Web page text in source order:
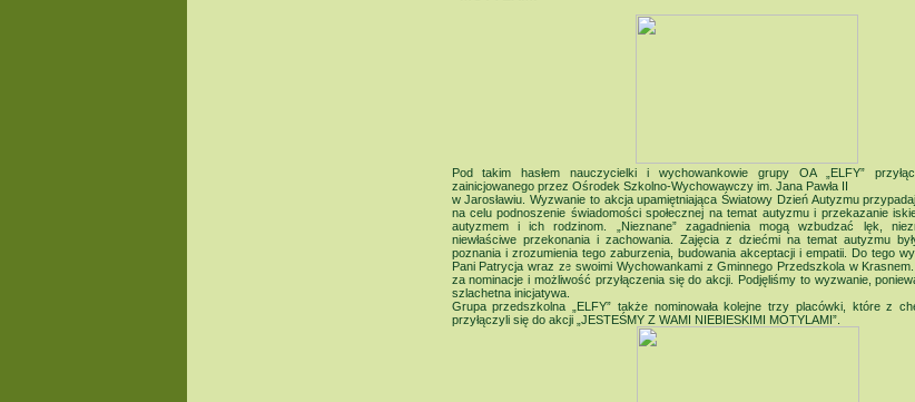
Pod takim hasłem nauczycielki i wychowankowie grupy OA „ELFY”
zainicjowanego przez Ośrodek Szkolno-Wychowawczy im. Jana Pawła II
w Jarosławiu. Wyzwanie to akcja upamiętniająca Światowy Dzień Autyzmu
na celu podnoszenie świadomości społecznej na temat autyzmu i przekazanie
autyzmem i ich rodzinom. „Nieznane” zagadnienia mogą wzbudzać lęk,
niewłaściwe przekonania i zachowania. Zajęcia z dziećmi na temat autyzmu
poznania i zrozumienia tego zaburzenia, budowania akceptacji i empatii. Do tego
Pani Patrycja wraz ze swoimi Wychowankami z Gminnego Przedszkola w
za nominacje i możliwość przyłączenia się do akcji. Podjęliśmy to wyzwanie,
szlachetna inicjatywa.
Grupa przedszkolna „ELFY” także nominowała kolejne trzy placówki, które z
przyłączyli się do akcji „JESTEŚMY Z WAMI NIEBIESKIMI MOTYLAMI”.